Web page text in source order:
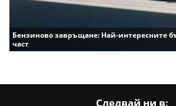
Бензиново завръщане: Най-интересните
част
Следвай ни в: